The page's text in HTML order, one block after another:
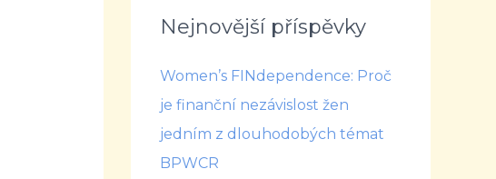
Nejnovější příspěvky
Women’s FINdependence: Proč
je finanční nezávislost žen
jedním z dlouhodobých témat
BPWCR